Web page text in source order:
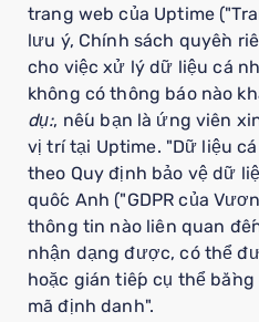
trang web của Uptime
lưu ý, Chính sách quyền
cho việc xử lý dữ liệu cá
không có thông báo nào
dụ:, nếu bạn là ứng viên
vị trí tại Uptime. "Dữ liệu
theo Quy định bảo vệ dữ
quốc Anh ("GDPR của
thông tin nào liên quan
nhận dạng được, có thể
hoặc gián tiếp cụ thể
mã định danh".